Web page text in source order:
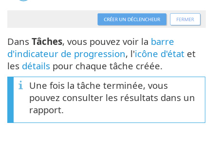
Dans Tâches, vous pouvez voir la barre
d'indicateur de progression, l'icône d'état et
les détails pour chaque tâche créée.
Une fois la tâche terminée, vous
pouvez consulter les résultats dans un
rapport.